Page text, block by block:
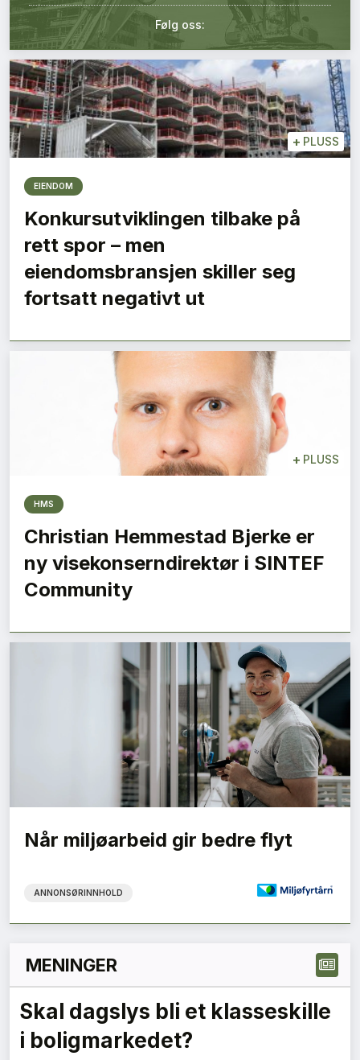
Login
Følg oss:
+ PLUSS
EIENDOM
Konkursutviklingen tilbake på
rett spor – men
eiendomsbransjen skiller seg
fortsatt negativt ut
+ PLUSS
HMS
Christian Hemmestad Bjerke er
ny visekonserndirektør i SINTEF
Community
Når miljøarbeid gir bedre flyt
ANNONSØRINNHOLD
MENINGER
Grønne anskaffelser må gi
forutsigbare krav – en